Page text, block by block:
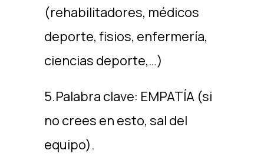
(rehabilitadores, médicos
deporte, fisios, enfermería,
ciencias deporte,…)
5.Palabra clave: EMPATÍA (si
no crees en esto, sal del
equipo).